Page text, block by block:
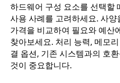
하드웨어 구성 요소를 선택할
사용 사례를 고려하세요. 사
가격을 비교하여 필요와 예산
찾아보세요. 처리 능력, 메모
결 옵션, 기존 시스템과의 호
것이 중요합니다.